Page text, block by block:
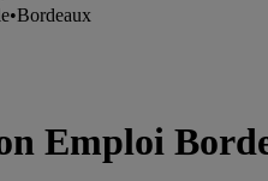
•Bordeaux
Emploi